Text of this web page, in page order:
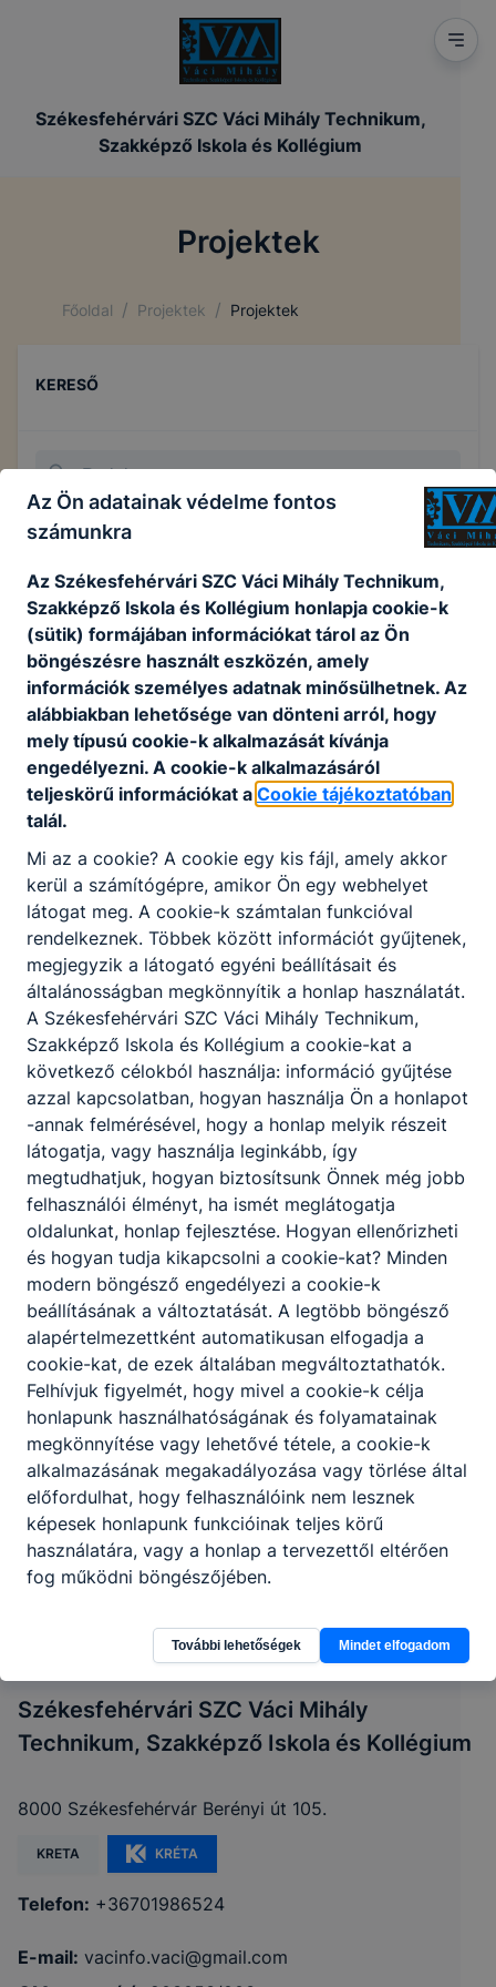
Székesfehérvári SZC Váci Mihály Technikum,
Szakképző Iskola és Kollégium
Projektek
Főoldal / Projektek / Projektek
KERESŐ
Projektek
Széchenyi 2020 projektek
Nincs találat
Partnereink
Székesfehérvári SZC Váci Mihály
Technikum, Szakképző Iskola és Kollégium
8000 Székesfehérvár Berényi út 105.
KRETA KRÉTA
Telefon: +36701986524
E-mail: vacinfo.vaci@gmail.com
Az Ön adatainak védelme fontos
számunkra
Az Székesfehérvári SZC Váci Mihály Technikum,
Szakképző Iskola és Kollégium honlapja cookie-k
(sütik) formájában információkat tárol az Ön
böngészésre használt eszközén, amely
információk személyes adatnak minősülhetnek. Az
alábbiakban lehetősége van dönteni arról, hogy
mely típusú cookie-k alkalmazását kívánja
engedélyezni. A cookie-k alkalmazásáról
teljeskörű információkat a Cookie tájékoztatóban
talál.
Mi az a cookie? A cookie egy kis fájl, amely akkor
kerül a számítógépre, amikor Ön egy webhelyet
látogat meg. A cookie-k számtalan funkcióval
rendelkeznek. Többek között információt gyűjtenek,
megjegyzik a látogató egyéni beállításait és
általánosságban megkönnyítik a honlap használatát.
A Székesfehérvári SZC Váci Mihály Technikum,
Szakképző Iskola és Kollégium a cookie-kat a
következő célokból használja: információ gyűjtése
azzal kapcsolatban, hogyan használja Ön a honlapot
-annak felmérésével, hogy a honlap melyik részeit
látogatja, vagy használja leginkább, így
megtudhatjuk, hogyan biztosítsunk Önnek még jobb
felhasználói élményt, ha ismét meglátogatja
oldalunkat, honlap fejlesztése. Hogyan ellenőrizheti
és hogyan tudja kikapcsolni a cookie-kat? Minden
modern böngésző engedélyezi a cookie-k
beállításának a változtatását. A legtöbb böngésző
alapértelmezettként automatikusan elfogadja a
cookie-kat, de ezek általában megváltoztathatók.
Felhívjuk figyelmét, hogy mivel a cookie-k célja
honlapunk használhatóságának és folyamatainak
megkönnyítése vagy lehetővé tétele, a cookie-k
alkalmazásának megakadályozása vagy törlése által
előfordulhat, hogy felhasználóink nem lesznek
képesek honlapunk funkcióinak teljes körű
használatára, vagy a honlap a tervezettől eltérően
fog működni böngészőjében.
További lehetőségek Mindet elfogadom